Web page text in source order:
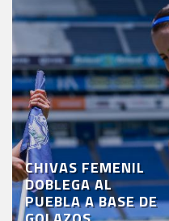
CHIVAS FEMENIL
DOBLEGA AL
PUEBLA A BASE DE